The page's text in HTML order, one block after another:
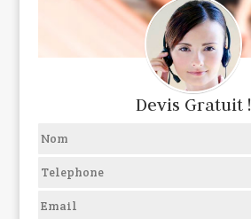
Devis Gratuit !